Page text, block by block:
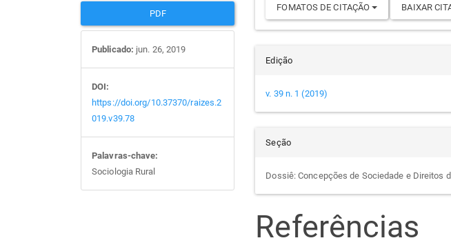
PDF
Publicado: jun. 26, 2019
DOI:
https://doi.org/10.37370/raizes.2
019.v39.78
Palavras-chave:
Sociologia Rural
FOMATOS DE CITAÇÃO BAIXAR
Edição
v. 39 n. 1 (2019)
Seção
Dossiê: Concepções de Sociedade e Direitos
Referências